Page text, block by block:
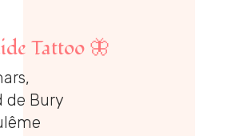
Tattoo 🦋
de Bury